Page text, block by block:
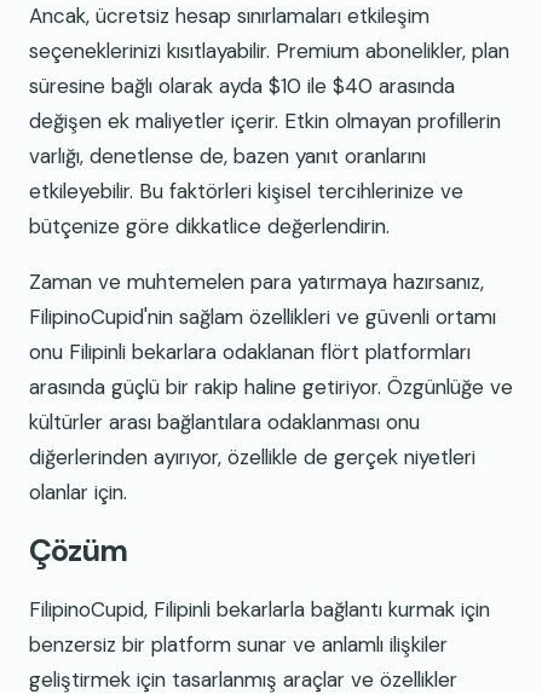
Ancak, ücretsiz hesap sınırlamaları etkileşim
seçeneklerinizi kısıtlayabilir. Premium abonelikler, plan
süresine bağlı olarak ayda $10 ile $40 arasında
değişen ek maliyetler içerir. Etkin olmayan profillerin
varlığı, denetlense de, bazen yanıt oranlarını
etkileyebilir. Bu faktörleri kişisel tercihlerinize ve
bütçenize göre dikkatlice değerlendirin.
Zaman ve muhtemelen para yatırmaya hazırsanız,
FilipinoCupid'nin sağlam özellikleri ve güvenli ortamı
onu Filipinli bekarlara odaklanan flört platformları
arasında güçlü bir rakip haline getiriyor. Özgünlüğe ve
kültürler arası bağlantılara odaklanması onu
diğerlerinden ayırıyor, özellikle de gerçek niyetleri
olanlar için.
Çözüm
FilipinoCupid, Filipinli bekarlarla bağlantı kurmak için
benzersiz bir platform sunar ve anlamlı ilişkiler
geliştirmek için tasarlanmış araçlar ve özellikler